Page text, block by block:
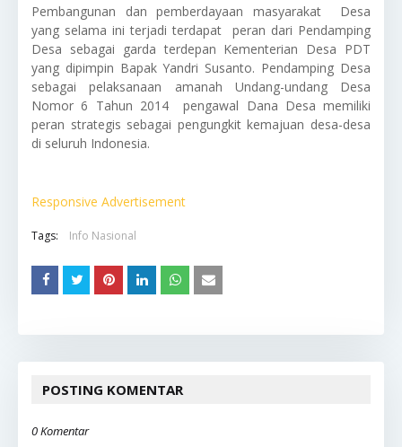
Pembangunan dan pemberdayaan masyarakat Desa
yang selama ini terjadi terdapat peran dari Pendamping
Desa sebagai garda terdepan Kementerian Desa PDT
yang dipimpin Bapak Yandri Susanto. Pendamping Desa
sebagai pelaksanaan amanah Undang-undang Desa
Nomor 6 Tahun 2014 pengawal Dana Desa memiliki
peran strategis sebagai pengungkit kemajuan desa-desa
di seluruh Indonesia.
Responsive Advertisement
Tags: Info Nasional
POSTING KOMENTAR
0 Komentar